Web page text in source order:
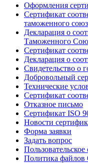
Оформления
Сертификат
таможенного
Декларация о
Таможенного
Сертификат
Декларация о
Свидетельство о
Добровольный
Технические
Сертификат
Отказное письмо
Сертификат ISO
Новости
Форма заявки
Задать вопрос
Политика файлов